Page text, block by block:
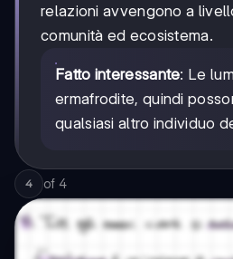
relazioni avvengono a
comunità ed ecosistema.
Fatto interessante: Le
ermafrodite, quindi
qualsiasi altro individuo
4 of 4